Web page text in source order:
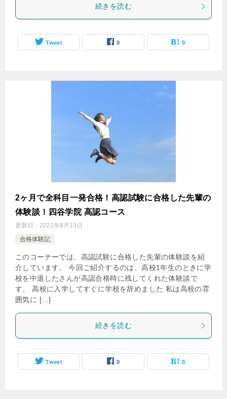
続きを読む
Tweet 0 0
2ヶ月で全科目一発合格！高認試験に合格した先輩の
体験談！四谷学院 高認コース
更新日： 2021年8月13日
合格体験記
このコーナーでは、高認試験に合格した先輩の体験談を紹
介しています。 今回ご紹介するのは、高校1年生のときに学
校を中退したさんが高認合格時に残してくれた体験談で
す。 高校に入学してすぐに学校を辞めました 私は高校の雰
囲気に […]
続きを読む
Tweet 0 0